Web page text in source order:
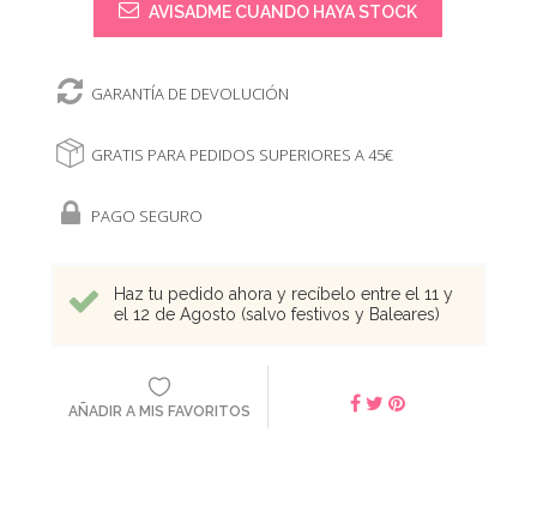
AVISADME CUANDO HAYA STOCK
GARANTÍA DE DEVOLUCIÓN
GRATIS PARA PEDIDOS SUPERIORES A 45€
PAGO SEGURO
Haz tu pedido ahora y recíbelo entre el 11 y
el 12 de Agosto (salvo festivos y Baleares)
AÑADIR A MIS FAVORITOS